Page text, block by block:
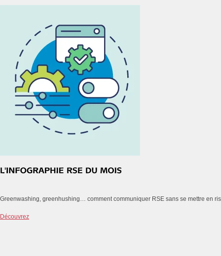
Greenwashing, greenhushing… comment communiquer RSE sans se mettre en
Découvrez